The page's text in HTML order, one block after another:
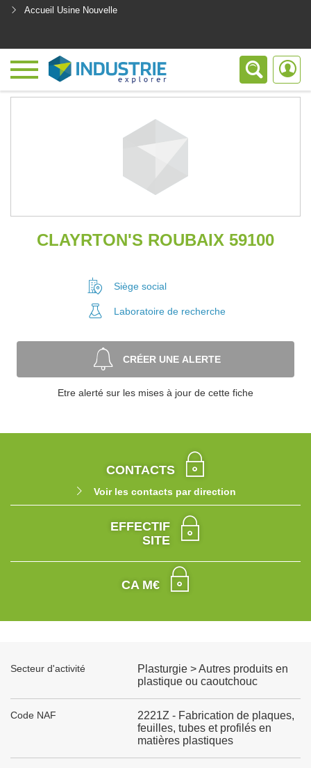
Accueil Usine Nouvelle
CLAYRTON'S ROUBAIX 59100
Siège social
Laboratoire de recherche
CRÉER UNE ALERTE
Etre alerté sur les mises à jour de cette fiche
CONTACTS
Voir les contacts par direction
EFFECTIF
SITE
CA M€
Secteur d'activité
Plasturgie > Autres produits en
plastique ou caoutchouc
Code NAF
2221Z - Fabrication de plaques,
feuilles, tubes et profilés en
matières plastiques